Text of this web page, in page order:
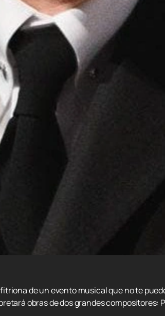
de un evento musical que no te
obras de dos grandes compositores: